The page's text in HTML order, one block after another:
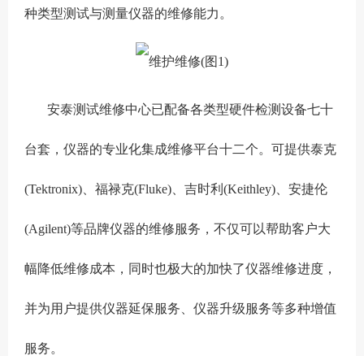
种类型测试与测量仪器的维修能力。
安泰测试维修中心已配备各类型硬件检测设备七十
台套，仪器的专业化集成维修平台十二个。可提供泰克
(Tektronix)、福禄克(Fluke)、吉时利(Keithley)、安捷伦
(Agilent)等品牌仪器的维修服务，不仅可以帮助客户大
幅降低维修成本，同时也极大的加快了仪器维修进度，
并为用户提供仪器延保服务、仪器升级服务等多种增值
服务。